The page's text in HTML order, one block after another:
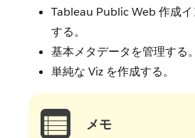
Tableau Public Web 作成
する。
基本メタデータを管理する。
単純な Viz を作成する。
メモ